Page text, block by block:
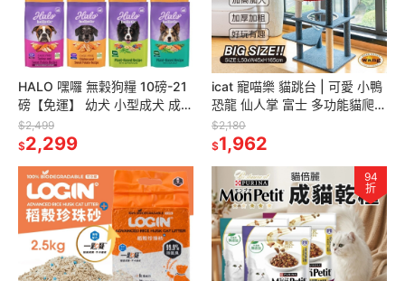
HALO 嘿囉 無穀狗糧 10磅-21
磅【免運】 幼犬 小型成犬 成犬
熟齡犬 狗飼料『林口旗艦店』
$2,499
$2,299
icat 寵喵樂 貓跳台 | 可愛 小鴨
恐龍 仙人掌 富士 多功能貓爬架
貓抓板 貓抓柱 貓窩 貓架『林口
旗艦店』
$2,180
$1,962
94
折